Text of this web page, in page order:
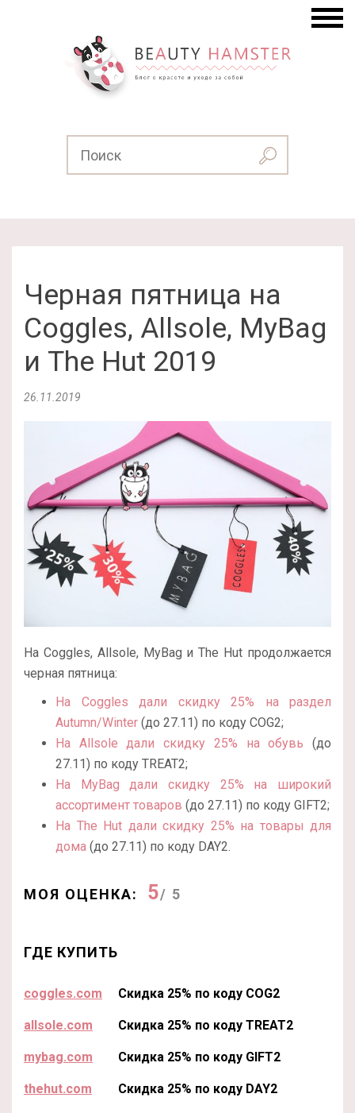
Черная пятница на
Coggles, Allsole, MyBag
и The Hut 2019
26.11.2019
На Coggles, Allsole, MyBag и The Hut продолжается
черная пятница:
На Coggles дали скидку 25% на раздел
Autumn/Winter (до 27.11) по коду COG2;
На Allsole дали скидку 25% на обувь (до
27.11) по коду TREAT2;
На MyBag дали скидку 25% на широкий
ассортимент товаров (до 27.11) по коду GIFT2;
На The Hut дали скидку 25% на товары для
дома (до 27.11) по коду DAY2.
МОЯ ОЦЕНКА: 5/ 5
ГДЕ КУПИТЬ
coggles.com Скидка 25% по коду COG2
allsole.com Скидка 25% по коду TREAT2
mybag.com Скидка 25% по коду GIFT2
thehut.com Скидка 25% по коду DAY2